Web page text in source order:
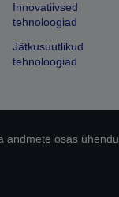
Innovatiivsed
tehnoloogiad
Jätkusuutlikud
tehnoloogiad
andmete osas